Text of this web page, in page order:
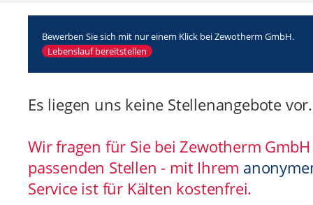
Bewerben Sie sich mit nur einem Klick bei Zewotherm GmbH.
Lebenslauf bereitstellen
Es liegen uns keine Stellenangebote vor.
Wir fragen für Sie bei Zewotherm
passenden Stellen - mit Ihrem
Service ist für Kälten kostenfrei.